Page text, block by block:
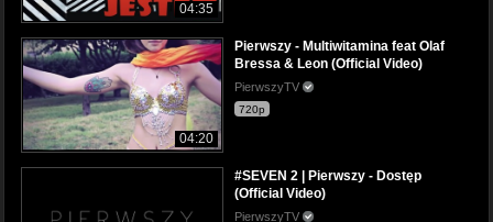
04:35
04:20
Pierwszy - Multiwitamina feat Olaf
Bressa & Leon (Official Video)
PierwszyTV
720p
#SEVEN 2 | Pierwszy - Dostęp
(Official Video)
PierwszyTV